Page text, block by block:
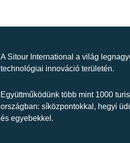
A Sitour International a világ
technológiai innováció területén.
Együttműködünk több mint 1000
országban: síközpontokkal, hegyi
és egyebekkel.